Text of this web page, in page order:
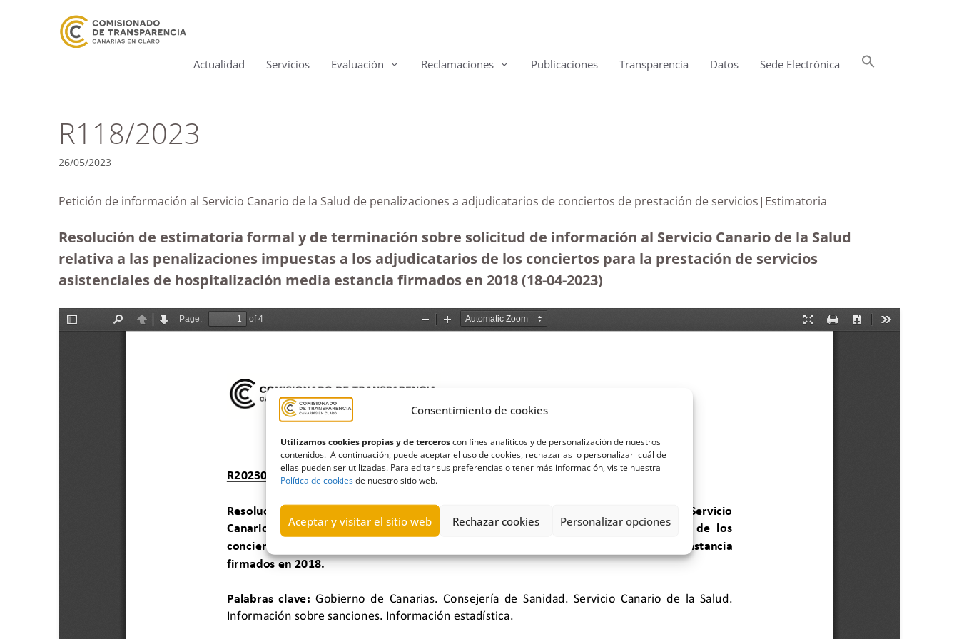
Consentimiento de cookies
Utilizamos cookies propias y de terceroscon fines analíticos y de personalización de nuestros
contenidos. A continuación, puede aceptar el uso de cookies, rechazarlas o personalizar cuál de
ellas pueden ser utilizadas. Para editar sus preferencias o tener más información, visite nuestra
Política de cookiesde nuestro sitio web.
Aceptar y visitar el sitio web Rechazar cookies Personalizar opciones
Actualidad Servicios Evaluación Reclamaciones Publicaciones Transparencia Datos Sede Electrónica
R118/2023
26/05/2023
Petición de información al Servicio Canario de la Salud de penalizaciones a adjudicatarios de conciertos de prestación de servicios|Estimatoria
Resolución de estimatoria formal y de terminación sobre solicitud de información al Servicio Canario de la Salud
relativa a las penalizaciones impuestas a los adjudicatarios de los conciertos para la prestación de servicios
asistenciales de hospitalización media estancia firmados en 2018 (18-04-2023)